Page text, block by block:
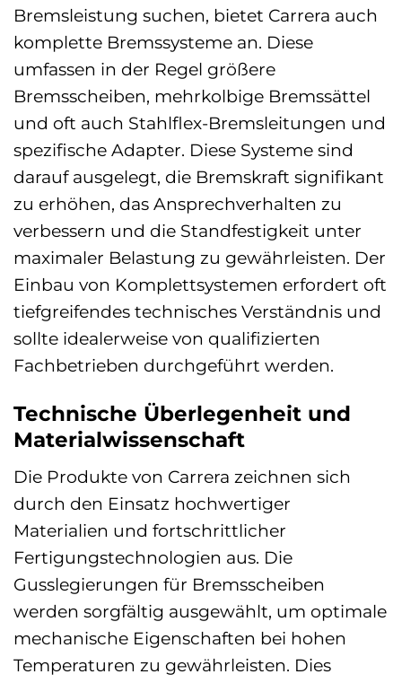
Bremsleistung suchen, bietet Carrera auch
komplette Bremssysteme an. Diese
umfassen in der Regel größere
Bremsscheiben, mehrkolbige Bremssättel
und oft auch Stahlflex-Bremsleitungen und
spezifische Adapter. Diese Systeme sind
darauf ausgelegt, die Bremskraft signifikant
zu erhöhen, das Ansprechverhalten zu
verbessern und die Standfestigkeit unter
maximaler Belastung zu gewährleisten. Der
Einbau von Komplettsystemen erfordert oft
tiefgreifendes technisches Verständnis und
sollte idealerweise von qualifizierten
Fachbetrieben durchgeführt werden.
Technische Überlegenheit und
Materialwissenschaft
Die Produkte von Carrera zeichnen sich
durch den Einsatz hochwertiger
Materialien und fortschrittlicher
Fertigungstechnologien aus. Die
Gusslegierungen für Bremsscheiben
werden sorgfältig ausgewählt, um optimale
mechanische Eigenschaften bei hohen
Temperaturen zu gewährleisten. Dies